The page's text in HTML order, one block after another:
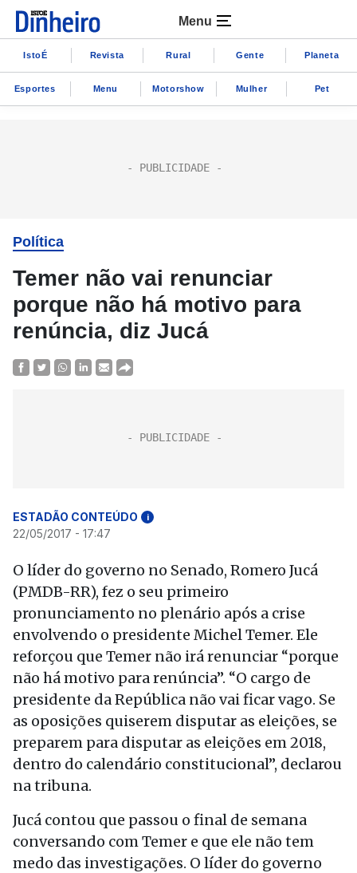
Menu
IstoÉ Revista Rural Gente Planeta
Esportes Menu Motorshow Mulher Pet
Política
Temer não vai renunciar
porque não há motivo para
renúncia, diz Jucá
ESTADÃO CONTEÚDO i
22/05/2017 - 17:47
O líder do governo no Senado, Romero Jucá
(PMDB-RR), fez o seu primeiro
pronunciamento no plenário após a crise
envolvendo o presidente Michel Temer. Ele
reforçou que Temer não irá renunciar “porque
não há motivo para renúncia”. “O cargo de
presidente da República não vai ficar vago. Se
as oposições quiserem disputar as eleições, se
preparem para disputar as eleições em 2018,
dentro do calendário constitucional”, declarou
na tribuna.
Jucá contou que passou o final de semana
conversando com Temer e que ele não tem
medo das investigações. O líder do governo